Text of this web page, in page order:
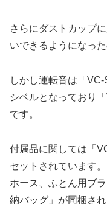
さらにダストカップ
いできるようになっ
しかし運転音は「
シベルとなっており
です。
付属品に関しては「
セットされています
ホース、ふとん用ブ
納バッグ」が同梱さ